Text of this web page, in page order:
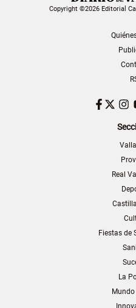
Copyright ©2026 Editorial
Real
Fiestas de
La